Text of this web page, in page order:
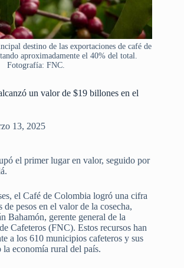
destino de las exportaciones de café de
aproximadamente el 40% del total.
Fotografía: FNC.
un valor de $19 billones en el
13, 2025
el primer lugar en valor, seguido por
el Café de Colombia logró una cifra
pesos en el valor de la cosecha,
Bahamón, gerente general de la
Cafeteros (FNC). Estos recursos han
a los 610 municipios cafeteros y sus
la economía rural del país.